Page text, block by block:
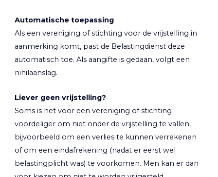
Automatische toepassing
Als een vereniging of stichting voor de vrijstelling in
aanmerking komt, past de Belastingdienst deze
automatisch toe. Als aangifte is gedaan, volgt een
nihilaanslag.
Liever geen vrijstelling?
Soms is het voor een vereniging of stichting
voordeliger om niet onder de vrijstelling te vallen,
bijvoorbeeld om een verlies te kunnen verrekenen
of om een eindafrekening (nadat er eerst wel
belastingplicht was) te voorkomen. Men kan er dan